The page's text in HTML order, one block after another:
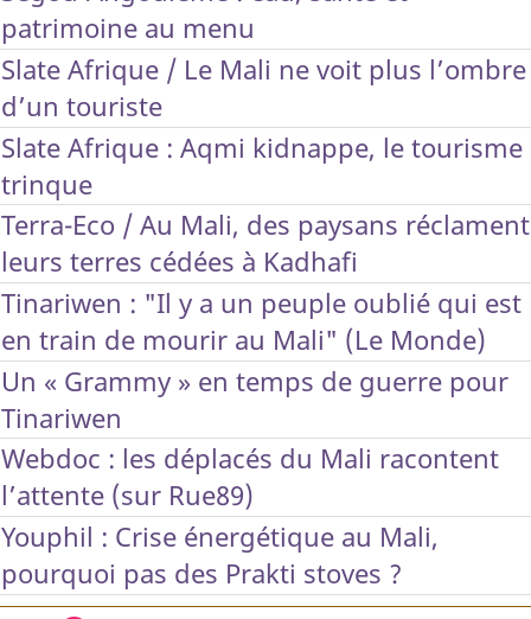
patrimoine au menu
Slate Afrique / Le Mali ne voit plus l’ombre
d’un touriste
Slate Afrique : Aqmi kidnappe, le tourisme
trinque
Terra-Eco / Au Mali, des paysans réclament
leurs terres cédées à Kadhafi
Tinariwen : "Il y a un peuple oublié qui est
en train de mourir au Mali" (Le Monde)
Un « Grammy » en temps de guerre pour
Tinariwen
Webdoc : les déplacés du Mali racontent
l’attente (sur Rue89)
Youphil : Crise énergétique au Mali,
pourquoi pas des Prakti stoves ?